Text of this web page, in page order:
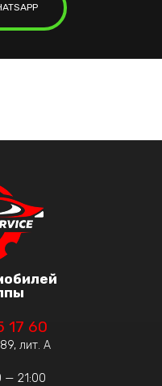
17 60
лит. А
— 21:00